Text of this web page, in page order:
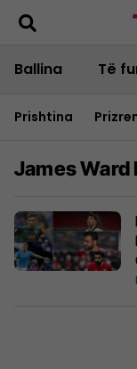
Ballina Të
Prishtina
James Ward